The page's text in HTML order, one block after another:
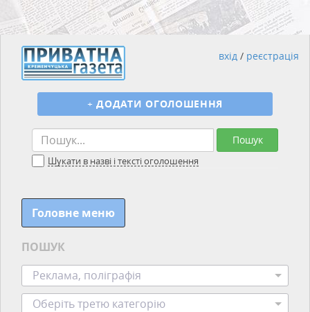
Пошук
Шукати в назві і тексті оголошення
+ ДОДАТИ ОГОЛОШЕННЯ
вхід / реєстрація
Головне меню
ПОШУК
Реклама, поліграфія
Оберіть третю категорію